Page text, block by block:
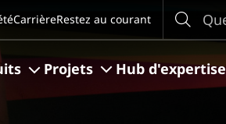
Search
Projets Hub d'expertise
CarrièreRestez au courant